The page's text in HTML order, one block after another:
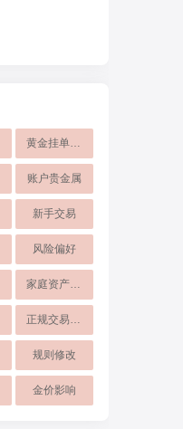
黄金挂单交易
账户贵金属
新手交易
风险偏好
家庭资产配置
正规交易平台
规则修改
金价影响